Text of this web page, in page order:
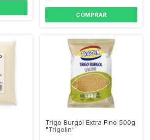
Trigo Burgol Extra Fino 500g
"Trigolin"